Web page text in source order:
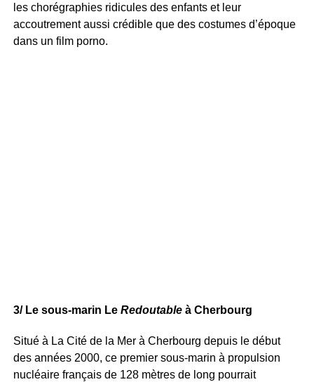
les chorégraphies ridicules des enfants et leur
accoutrement aussi crédible que des costumes d’époque
dans un film porno.
3/ Le sous-marin Le Redoutableà Cherbourg
Situé à La Cité de la Mer à Cherbourg depuis le début
des années 2000, ce premier sous-marin à propulsion
nucléaire français de 128 mètres de long pourrait